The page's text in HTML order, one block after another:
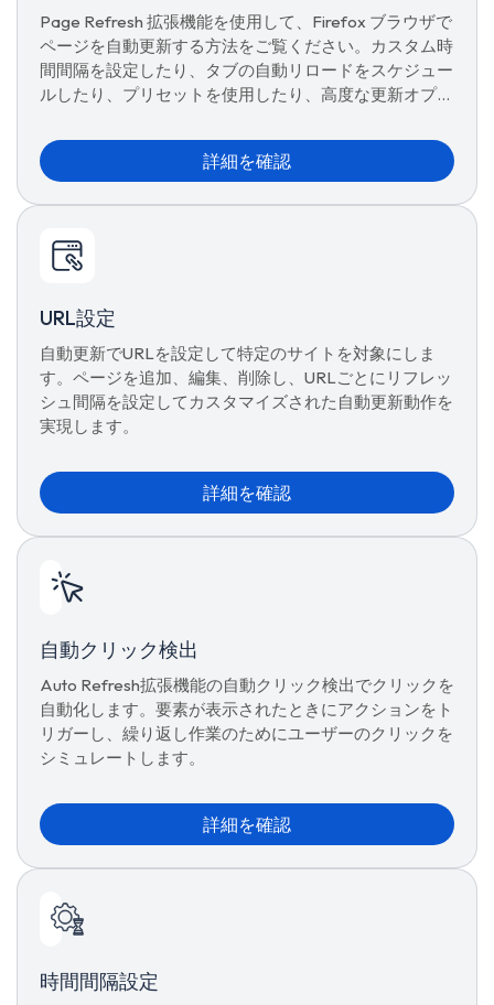
Page Refresh 拡張機能を使用して、Firefox ブラウザで
ページを自動更新する方法をご覧ください。カスタム時
間間隔を設定したり、タブの自動リロードをスケジュー
ルしたり、プリセットを使用したり、高度な更新オプシ
現できます。
詳細を確認
URL設定
自動更新でURLを設定して特定のサイトを対象にしま
す。ページを追加、編集、削除し、URLごとにリフレッ
シュ間隔を設定してカスタマイズされた自動更新動作を
実現します。
詳細を確認
自動クリック検出
Auto Refresh拡張機能の自動クリック検出でクリックを
自動化します。要素が表示されたときにアクションをト
リガーし、繰り返し作業のためにユーザーのクリックを
シミュレートします。
詳細を確認
時間間隔設定